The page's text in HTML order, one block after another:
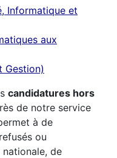
Informatique et
aux
Gestion)
candidatures hors
de notre service
à de
ou
de